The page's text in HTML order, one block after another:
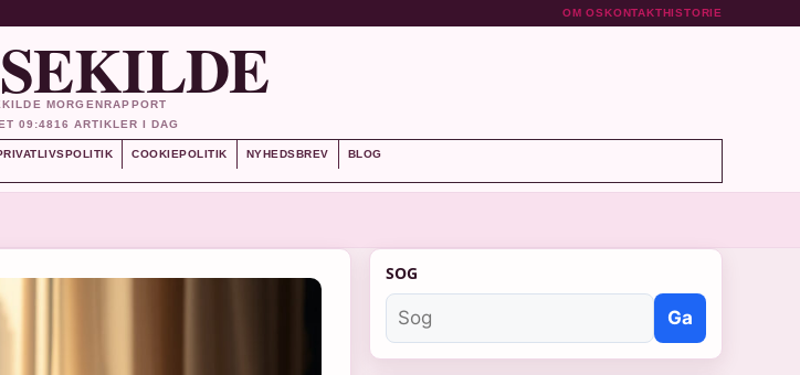
OM OSKONTAKTHISTORIE
MORGENRAPPORT
09:4816 ARTIKLER I DAG
COOKIEPOLITIK NYHEDSBREV BLOG
SOG
Ga